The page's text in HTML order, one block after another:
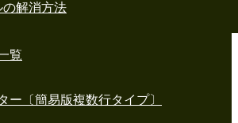
の解消方法
覧
ー〔簡易版複数行タイプ〕